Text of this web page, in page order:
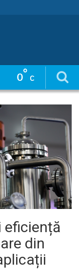
0° C
eficiență
din